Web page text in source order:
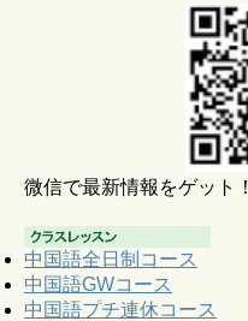
微信で最新情報をゲット！
中国語全日制コース
中国語GWコース
中国語プチ連休コース